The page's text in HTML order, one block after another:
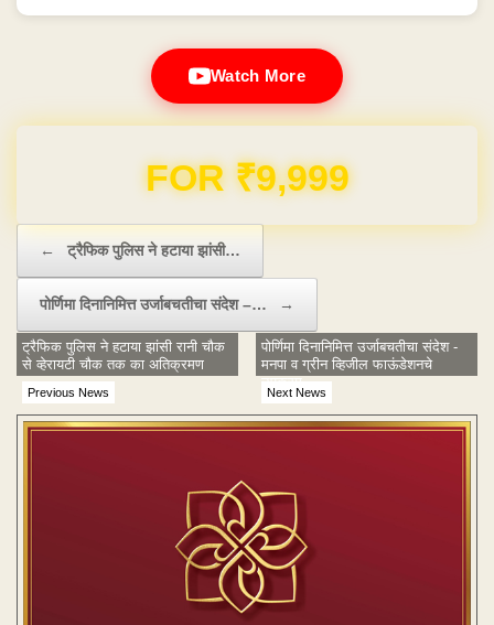
Watch More
Domain & Hosting FREE for 1 Year
← ट्रैफिक पुलिस ने हटाया झांसी…
पोर्णिमा दिनानिमित्त उर्जाबचतीचा संदेश –… →
Previous News
ट्रैफिक पुलिस ने हटाया झांसी रानी चौक
से व्हेरायटी चौक तक का अतिक्रमण
Next News
पोर्णिमा दिनानिमित्त उर्जाबचतीचा संदेश -
मनपा व ग्रीन व्हिजील फाऊंडेशनचे
उपक्रम